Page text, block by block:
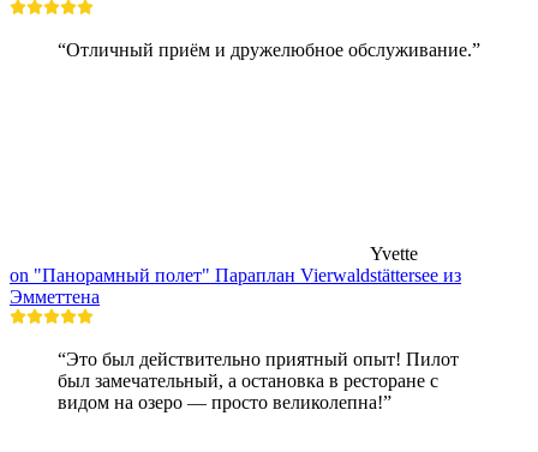
“Отличный приём и дружелюбное обслуживание.”
Yvette
on "Панорамный полет" Параплан Vierwaldstättersee из
Эмметтена
“Это был действительно приятный опыт! Пилот
был замечательный, а остановка в ресторане с
видом на озеро — просто великолепна!”